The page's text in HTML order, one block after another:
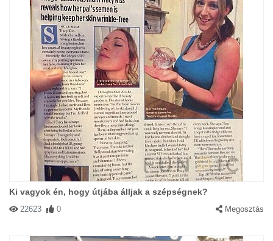
Ki vagyok én, hogy útjába álljak a szépségnek?
22623 0 Megosztás